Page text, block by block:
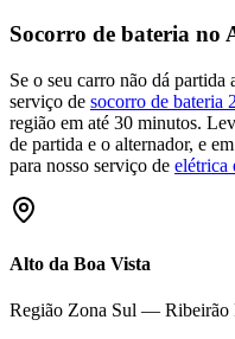
Socorro de bateria no
Se o seu carro não dá partida
serviço de socorro de bateria
região em até 30 minutos.
de partida e o alternador, e
para nosso serviço de elétrica
Alto da Boa Vista
Região Zona Sul — Ribeirão